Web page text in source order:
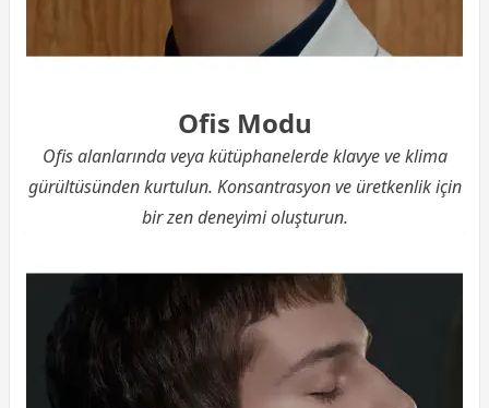
Ofis Modu
Ofis alanlarında veya kütüphanelerde klavye ve klima
gürültüsünden kurtulun. Konsantrasyon ve üretkenlik için
bir zen deneyimi oluşturun.